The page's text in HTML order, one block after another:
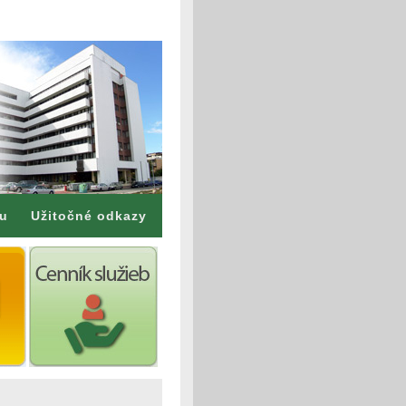
Užitočné odkazy